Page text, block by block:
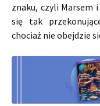
znaku, czyli Marsem
się tak
chociaż nie obejdzie